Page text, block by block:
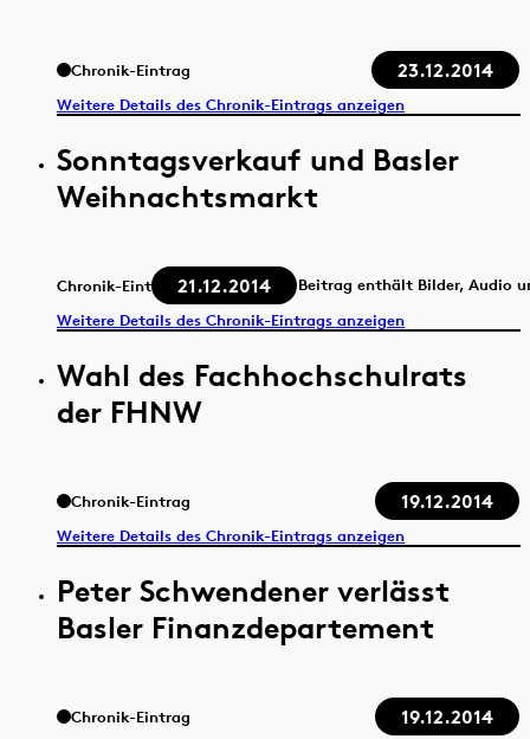
Chronik-Eintrag 23.12.2014
Weitere Details des Chronik-Eintrags anzeigen
Sonntagsverkauf und Basler
Weihnachtsmarkt
Chronik-Eintrag 21.12.2014
Beitrag enthält Bilder, Audio
Weitere Details des Chronik-Eintrags anzeigen
Wahl des Fachhochschulrats
der FHNW
Chronik-Eintrag 19.12.2014
Weitere Details des Chronik-Eintrags anzeigen
Peter Schwendener verlässt
Basler Finanzdepartement
Chronik-Eintrag 19.12.2014